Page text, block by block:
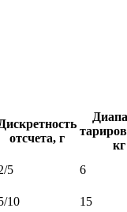
Дискретность
отсчета, г
кг
5
6
10
15